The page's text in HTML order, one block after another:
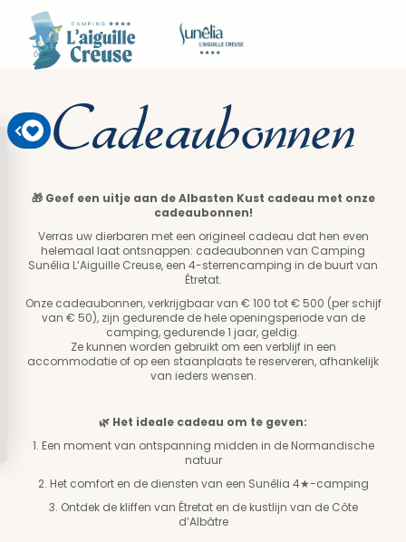
Cadeaubonnen
🎁 Geef een uitje aan de Albasten Kust cadeau met onze
cadeaubonnen!
Verras uw dierbaren met een origineel cadeau dat hen even
helemaal laat ontsnappen: cadeaubonnen van Camping
Sunêlia L’Aiguille Creuse, een 4-sterrencamping in de buurt van
Étretat.
Onze cadeaubonnen, verkrijgbaar van € 100 tot € 500 (per schijf
van € 50), zijn gedurende de hele openingsperiode van de
camping, gedurende 1 jaar, geldig.
Ze kunnen worden gebruikt om een verblijf in een
accommodatie of op een staanplaats te reserveren, afhankelijk
van ieders wensen.
🌿 Het ideale cadeau om te geven:
1. Een moment van ontspanning midden in de Normandische
natuur
2. Het comfort en de diensten van een Sunêlia 4★-camping
3. Ontdek de kliffen van Étretat en de kustlijn van de Côte
d’Albâtre